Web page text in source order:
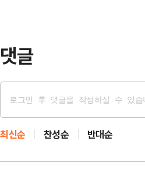
댓글
최신순 찬성순 반대순